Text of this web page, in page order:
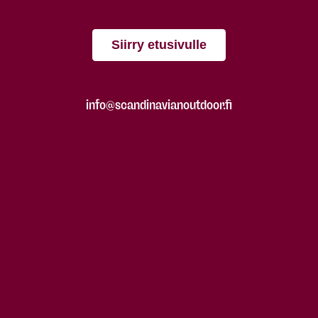
Siirry etusivulle
info@scandinavianoutdoor.fi